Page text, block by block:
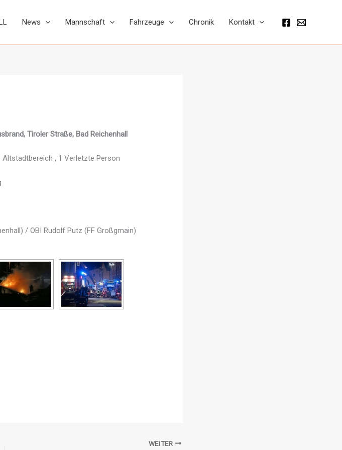
News Mannschaft Fahrzeuge Chronik Kontakt
Tiroler Straße, Bad Reichenhall
Altstadtbereich , 1 Verletzte Person
/ OBI Rudolf Putz (FF Großgmain)
WEITER